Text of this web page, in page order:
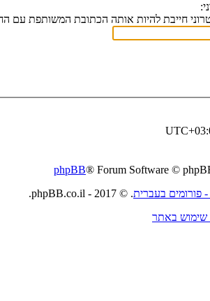
חייבת להיות אותה הכתובת המשותפת
phpBB® Forum Software ©
. © 2017 - phpBB.co.il.
שימוש באתר